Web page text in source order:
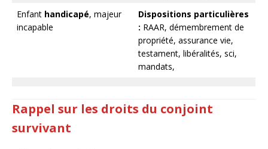
Enfant handicapé, majeur
incapable
Dispositions particulières
: RAAR, démembrement de
propriété, assurance vie,
testament, libéralités, sci,
mandats,
Rappel sur les droits du conjoint
survivant